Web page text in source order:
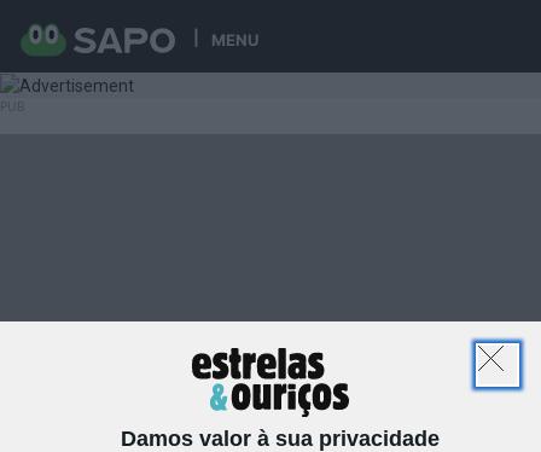
Damos valor à sua privacidade
MENU